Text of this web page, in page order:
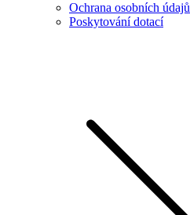
Ochrana osobních údajů
Poskytování dotací